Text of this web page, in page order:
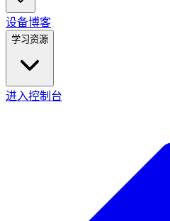
设备博客
学习资源
进入控制台